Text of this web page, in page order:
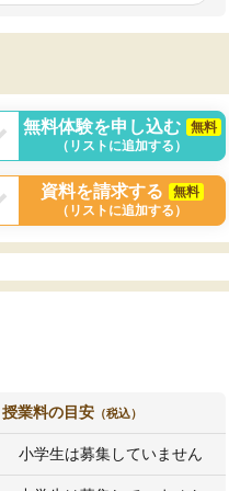
と感じました。
無料体験を申し込む
無料
（リストに追加する）
資料を請求する
無料
（リストに追加する）
授業料の目安 （税込）
小学生は募集していません